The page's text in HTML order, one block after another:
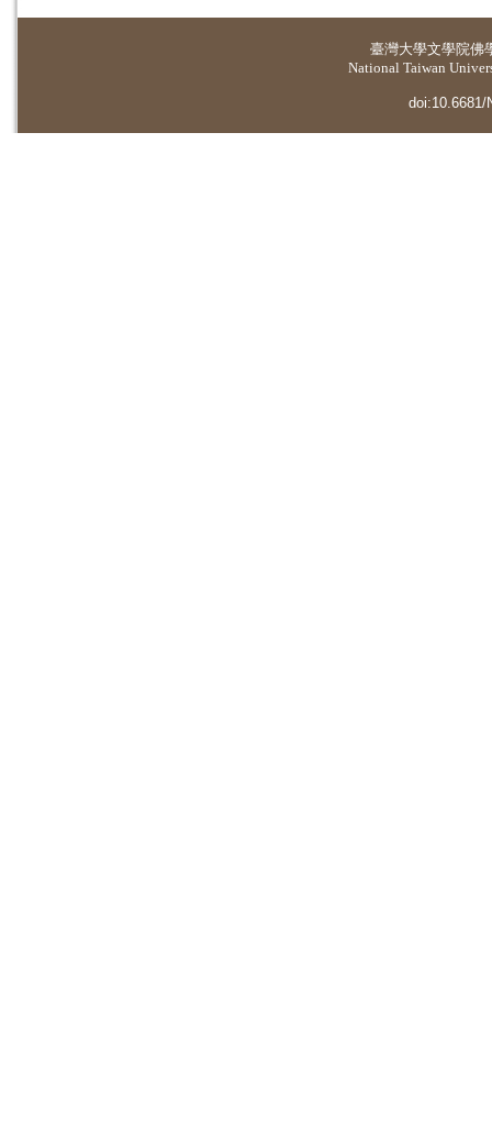
臺灣大學文學院佛
National Taiwan
doi:10.6681/